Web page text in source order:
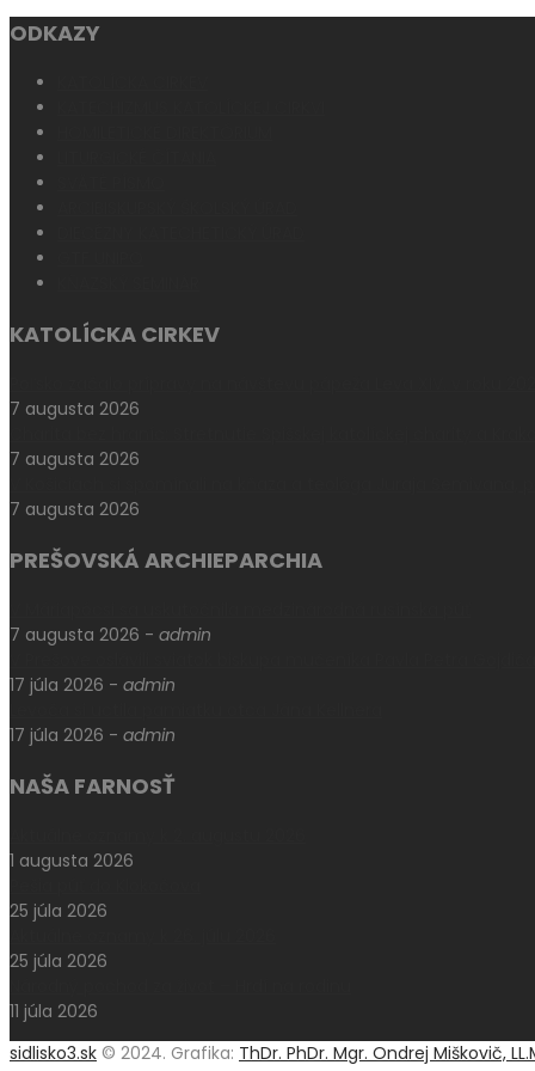
ODKAZY
KATOLÍCKA CIRKEV
7 augusta 2026
7 augusta 2026
7 augusta 2026
PREŠOVSKÁ ARCHIEPARCHIA
7 augusta 2026 - admin
17 júla 2026 - admin
17 júla 2026 - admin
NAŠA FARNOSŤ
1 augusta 2026
25 júla 2026
25 júla 2026
11 júla 2026
sidlisko3.sk © 2024. Grafika: ThDr. PhDr. Mgr. Ondrej Miškovič,